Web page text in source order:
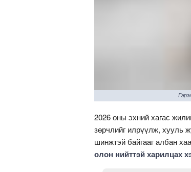
2026 оны эхний хагас
зөрчлийг илрүүлж, хууль
шинжтэй байгааг албан
олон нийттэй харилцах